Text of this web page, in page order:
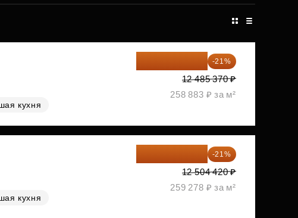
кухня
-21%
12 485 370 ₽
258 883 ₽ за м²
кухня
-21%
12 504 420 ₽
259 278 ₽ за м²